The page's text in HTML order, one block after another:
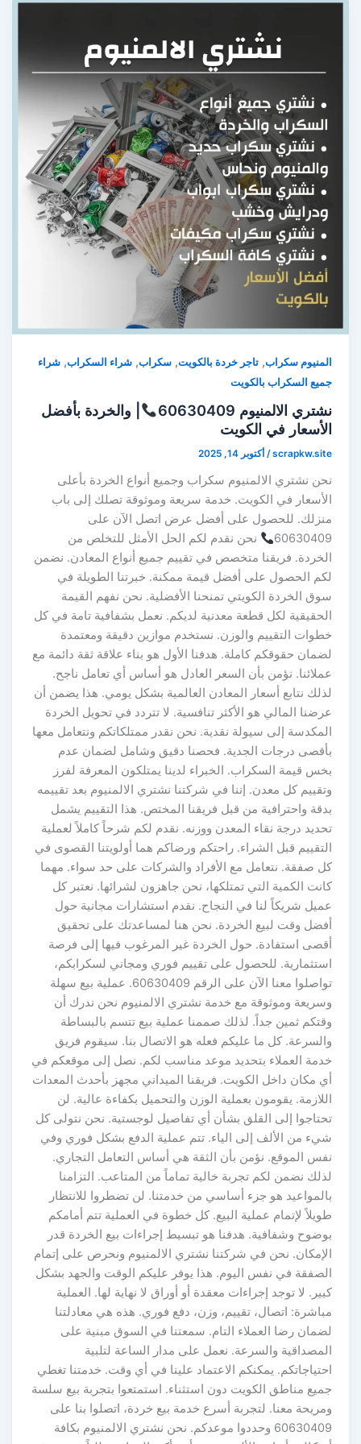
المنيوم سكراب, تاجر خردة بالكويت, سكراب, شراء السكراب, شراء
جميع السكراب بالكويت
نشتري الالمنيوم 60630409
| والخردة بأفضل
الأسعار في الكويت
scrapkw.site
/ أكتوبر 14, 2025
نحن نشتري الالمنيوم سكراب وجميع أنواع الخردة بأعلى
الأسعار في الكويت. خدمة سريعة وموثوقة تصلك إلى باب
منزلك. للحصول على أفضل عرض اتصل الآن على
60630409
نحن نقدم لكم الحل الأمثل للتخلص من
الخردة. فريقنا متخصص في تقييم جميع أنواع المعادن. نضمن
لكم الحصول على أفضل قيمة ممكنة. خبرتنا الطويلة في
سوق الخردة الكويتي تمنحنا الأفضلية. نحن نفهم القيمة
الحقيقية لكل قطعة معدنية لديكم. نعمل بشفافية تامة في كل
خطوات التقييم والوزن. نستخدم موازين دقيقة ومعتمدة
لضمان حقوقكم كاملة. هدفنا الأول هو بناء علاقة ثقة دائمة مع
عملائنا. نؤمن بأن السعر العادل هو أساس أي تعامل ناجح.
لذلك نتابع أسعار المعادن العالمية بشكل يومي. هذا يضمن أن
عرضنا المالي هو الأكثر تنافسية. لا تتردد في تحويل الخردة
المكدسة إلى سيولة نقدية. نحن نقدر ممتلكاتكم ونتعامل معها
بأقصى درجات الجدية. فحصنا دقيق وشامل لضمان عدم
بخس قيمة السكراب. الخبراء لدينا يمتلكون المعرفة لفرز
وتقييم كل معدن. إننا في شركتنا نشتري الالمنيوم بعد تقييمه
بدقة واحترافية من قبل فريقنا المختص. هذا التقييم يشمل
تحديد درجة نقاء المعدن ووزنه. نقدم لكم شرحاً كاملاً لعملية
التقييم قبل الشراء. راحتكم ورضاكم هما أولويتنا القصوى في
كل صفقة. نتعامل مع الأفراد والشركات على حد سواء. مهما
كانت الكمية التي تمتلكها، نحن جاهزون لشرائها. نعتبر كل
عميل شريكاً لنا في النجاح. نقدم استشارات مجانية حول
أفضل وقت لبيع الخردة. نحن هنا لمساعدتك على تحقيق
أقصى استفادة. حول الخردة غير المرغوب فيها إلى فرصة
استثمارية. للحصول على تقييم فوري ومجاني لسكرابكم،
تواصلوا معنا الآن على الرقم 60630409. عملية بيع سهلة
وسريعة وموثوقة مع خدمة نشتري الالمنيوم نحن ندرك أن
وقتكم ثمين جداً. لذلك صممنا عملية بيع تتسم بالبساطة
والسرعة. كل ما عليكم فعله هو الاتصال بنا. سيقوم فريق
خدمة العملاء بتحديد موعد مناسب لكم. نصل إلى موقعكم في
أي مكان داخل الكويت. فريقنا الميداني مجهز بأحدث المعدات
اللازمة. يقومون بعملية الوزن والتحميل بكفاءة عالية. لن
تحتاجوا إلى القلق بشأن أي تفاصيل لوجستية. نحن نتولى كل
شيء من الألف إلى الياء. تتم عملية الدفع بشكل فوري وفي
نفس الموقع. نؤمن بأن الثقة هي أساس التعامل التجاري.
لذلك نضمن لكم تجربة خالية تماماً من المتاعب. التزامنا
بالمواعيد هو جزء أساسي من خدمتنا. لن تضطروا للانتظار
طويلاً لإتمام عملية البيع. كل خطوة في العملية تتم أمامكم
بوضوح وشفافية. هدفنا هو تبسيط إجراءات بيع الخردة قدر
الإمكان. نحن في شركتنا نشتري الالمنيوم ونحرص على إتمام
الصفقة في نفس اليوم. هذا يوفر عليكم الوقت والجهد بشكل
كبير. لا توجد إجراءات معقدة أو أوراق لا نهاية لها. العملية
مباشرة: اتصال، تقييم، وزن، دفع فوري. هذه هي معادلتنا
لضمان رضا العملاء التام. سمعتنا في السوق مبنية على
المصداقية والسرعة. نعمل على مدار الساعة لتلبية
احتياجاتكم. يمكنكم الاعتماد علينا في أي وقت. خدمتنا تغطي
جميع مناطق الكويت دون استثناء. استمتعوا بتجربة بيع سلسة
ومريحة معنا. لتجربة أسرع خدمة بيع خردة، اتصلوا بنا على
60630409 وحددوا موعدكم. نحن نشتري الالمنيوم بكافة